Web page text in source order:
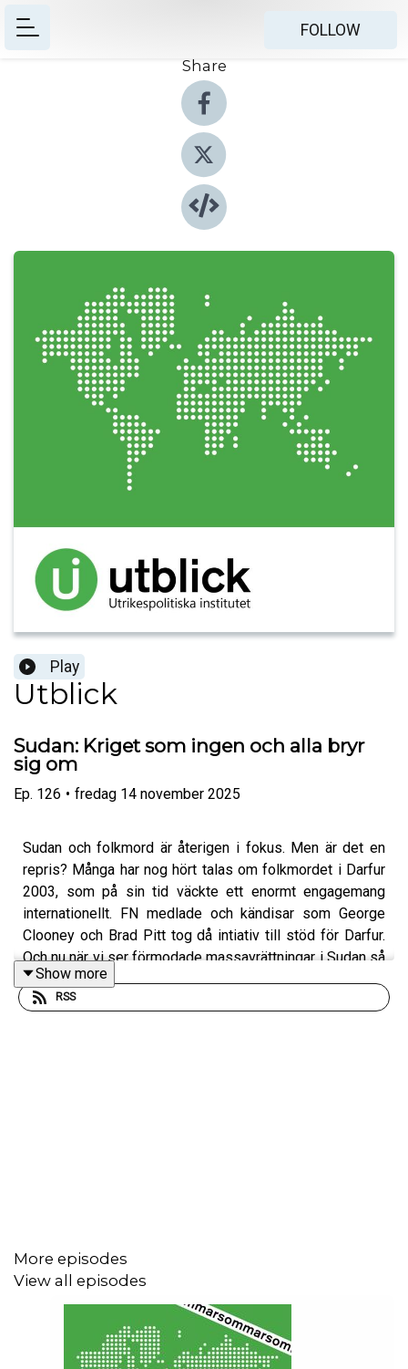
FOLLOW
Share
Play
Utblick
Sudan: Kriget som ingen och alla bryr
sig om
Ep. 126 • fredag 14 november 2025
Sudan och folkmord är återigen i fokus. Men är det en
repris? Många har nog hört talas om folkmordet i Darfur
2003, som på sin tid väckte ett enormt engagemang
internationellt. FN medlade och kändisar som George
Clooney och Brad Pitt tog då intiativ till stöd för Darfur.
Och nu när vi ser förmodade massavrättningar i Sudan så
är det återigen i regionen Darfur som det händer. Var är
det internationella engagemanget nu?
Show more
RSS
More episodes
View all episodes